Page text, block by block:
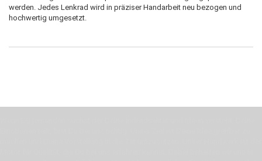
werden. Jedes Lenkrad wird in präziser Handarbeit neu bezogen und
hochwertig umgesetzt.